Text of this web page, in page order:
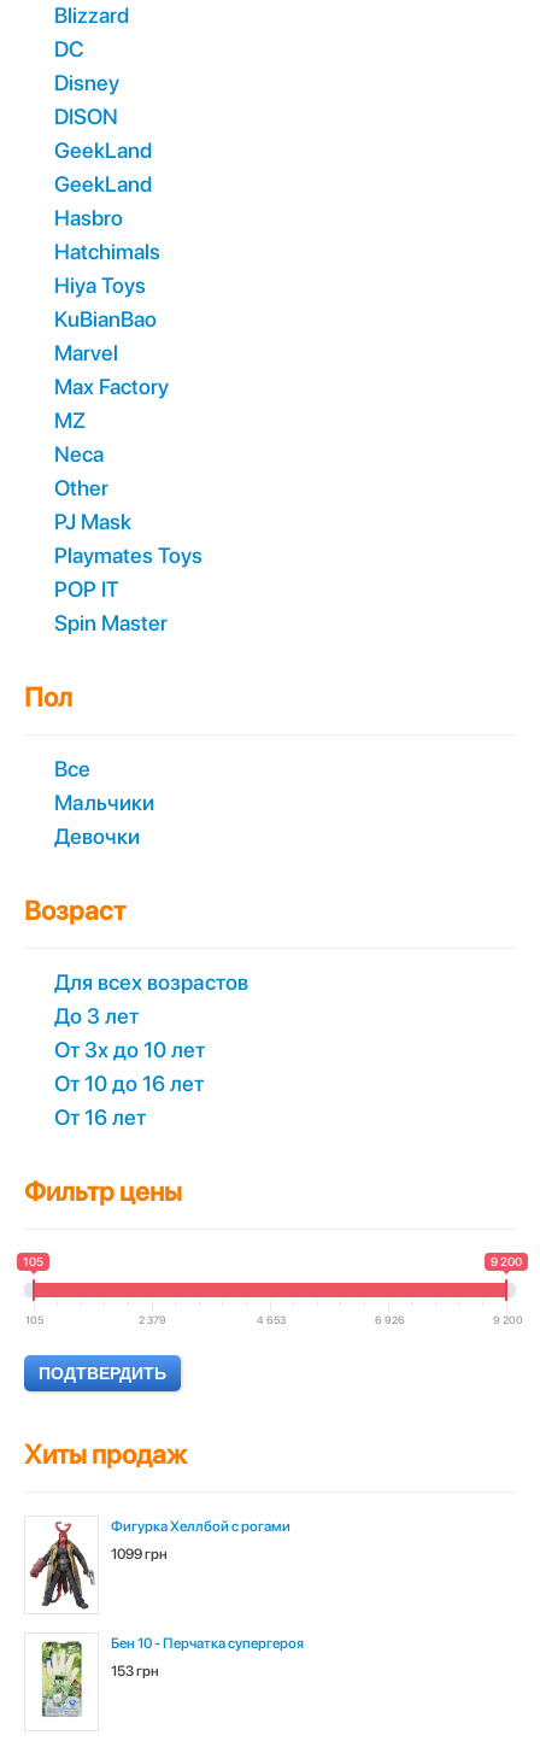
Blizzard
DC
Disney
DISON
GeekLand
GeekLand
Hasbro
Hatchimals
Hiya Toys
KuBianBao
Marvel
Max Factory
MZ
Neca
Other
PJ Mask
Playmates Toys
POP IT
Spin Master
Пол
Все
Мальчики
Девочки
Возраст
Для всех возрастов
До 3 лет
От 3х до 10 лет
От 10 до 16 лет
От 16 лет
Фильтр цены
105 9 200
105 2 379 4 653 6 926 9 200
Хиты продаж
Фигурка Хеллбой с рогами
1099 грн
Бен 10 - Перчатка супергероя
153 грн